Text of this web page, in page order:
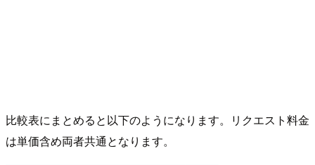
比較表にまとめると以下のようになります。リクエスト料金
は単価含め両者共通となります。